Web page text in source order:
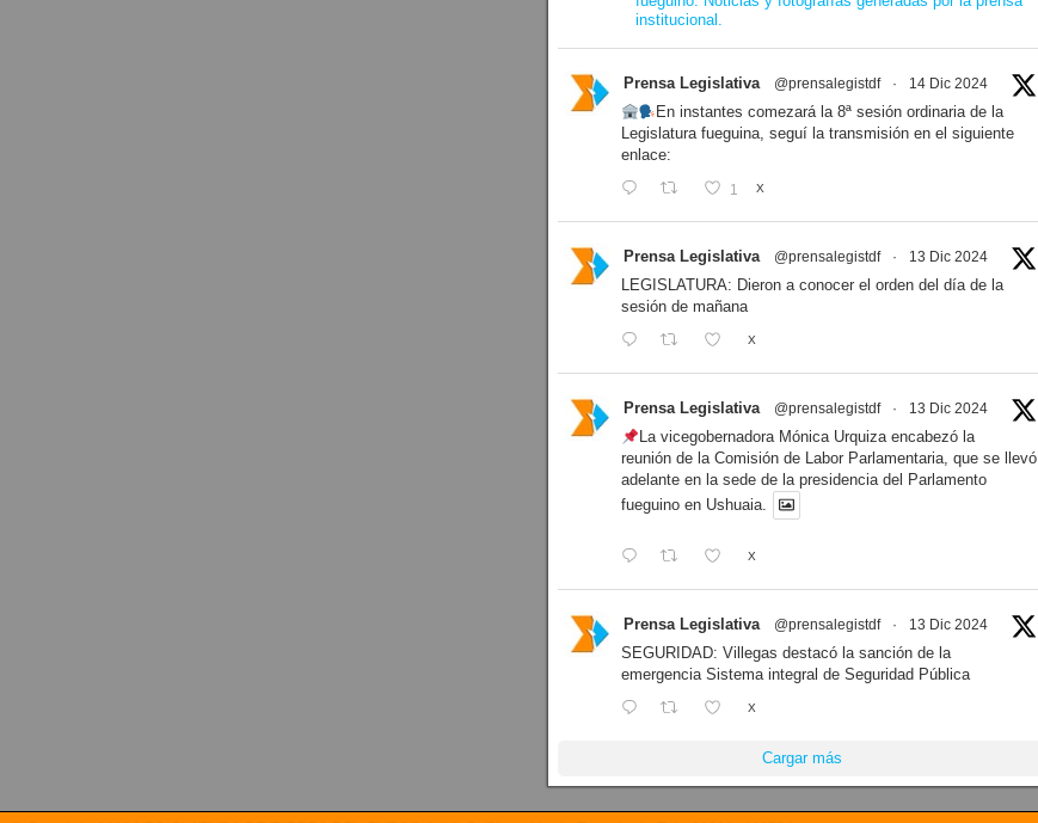
institucional.
Prensa Legislativa @prensalegistdf · 14 Dic 2024
En instantes comezará la 8ª sesión ordinaria de la
Legislatura fueguina, seguí la transmisión en el siguiente
enlace:
1 X
Prensa Legislativa @prensalegistdf · 13 Dic 2024
LEGISLATURA: Dieron a conocer el orden del día de la
sesión de mañana
X
Prensa Legislativa @prensalegistdf · 13 Dic 2024
La vicegobernadora Mónica Urquiza encabezó la
reunión de la Comisión de Labor Parlamentaria, que se llevó
adelante en la sede de la presidencia del Parlamento
fueguino en Ushuaia.
X
Prensa Legislativa @prensalegistdf · 13 Dic 2024
SEGURIDAD: Villegas destacó la sanción de la
emergencia Sistema integral de Seguridad Pública
X
Cargar más